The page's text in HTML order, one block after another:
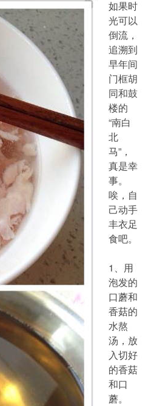
如果时
光可以
倒流，
追溯到
早年间
门框胡
同和鼓
楼的
“南白
北
马”，
真是幸
事。
唉，自
己动手
丰衣足
食吧。
1、用
泡发的
口蘑和
香菇的
水熬
汤，放
入切好
的香菇
和口
蘑。